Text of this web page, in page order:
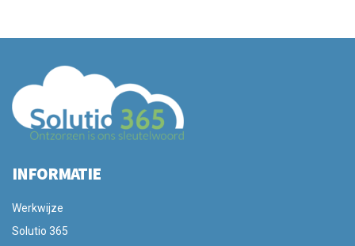
INFORMATIE
Werkwijze
Solutio 365